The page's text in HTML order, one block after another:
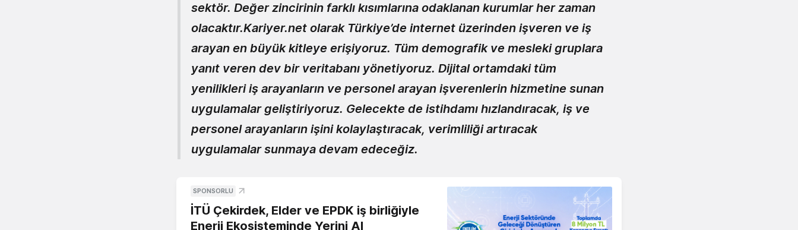
sektör. Değer zincirinin farklı kısımlarına odaklanan kurumlar her zaman
olacaktır.Kariyer.net olarak Türkiye’de internet üzerinden işveren ve iş
arayan en büyük kitleye erişiyoruz. Tüm demografik ve mesleki gruplara
yanıt veren dev bir veritabanı yönetiyoruz. Dijital ortamdaki tüm
yenilikleri iş arayanların ve personel arayan işverenlerin hizmetine sunan
uygulamalar geliştiriyoruz. Gelecekte de istihdamı hızlandıracak, iş ve
personel arayanların işini kolaylaştıracak, verimliliği artıracak
uygulamalar sunmaya devam edeceğiz.
SPONSORLU
İTÜ Çekirdek, Elder ve EPDK iş birliğiyle
Enerji Ekosisteminde Yerini Al